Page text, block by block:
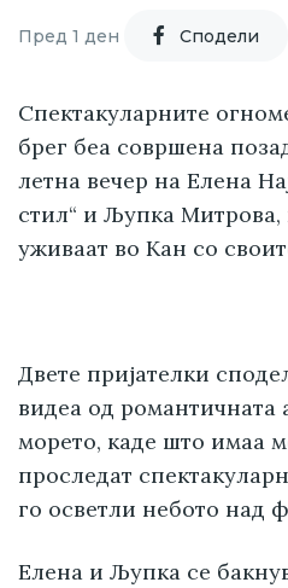
Пред 1 ден Cподели
Спектакуларните
брег беа совршена
летна вечер на Елена
стил“ и Љупка Митрова,
уживаат во Кан со
Двете пријателки
видеа од романтичната
морето, каде што имаа
проследат
го осветли небото над
Елена и Љупка се